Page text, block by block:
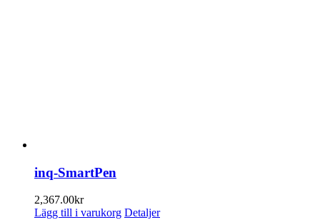
inq-SmartPen
2,367.00kr
Lägg till i varukorg Detaljer